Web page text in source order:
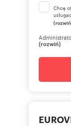
Chcę
(rozwiń)